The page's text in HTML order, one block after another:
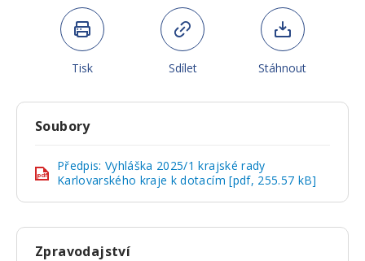
Tisk Sdílet Stáhnout
Soubory
pdf
Předpis: Vyhláška 2025/1 krajské rady
Karlovarského kraje k dotacím [pdf, 255.57 kB]
Zpravodajství